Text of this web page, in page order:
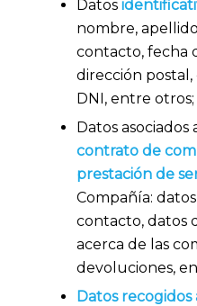
Datos
nombre,
contacto, fecha
dirección
DNI, entre otros;
Datos asociados
contrato de
prestación de
Compañía:
contacto, datos
acerca de las
devoluciones,
Datos